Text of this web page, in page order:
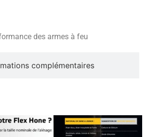
complémentaires
des armes à feu